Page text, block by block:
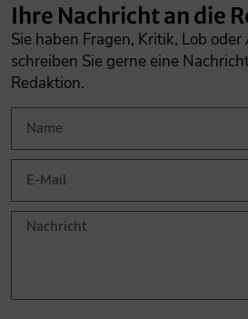
Ihre Nachricht an die
Sie haben Fragen, Kritik, Lob
schreiben Sie gerne eine
Redaktion.